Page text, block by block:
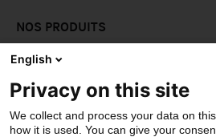
NOS PRODUITS
LAISSEZ-VOUS INPSIRER
DOWNLOADS
CONTACT
English
Privacy on this site
We collect and process your data on
how it is used. You can give your